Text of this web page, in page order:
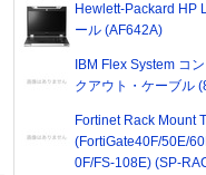
Hewlett-Packard HP
ール (AF642A)
IBM Flex System コ
クアウト・ケーブル
Fortinet Rack Mount
(FortiGate40F/50E/
0F/FS-108E) (SP-